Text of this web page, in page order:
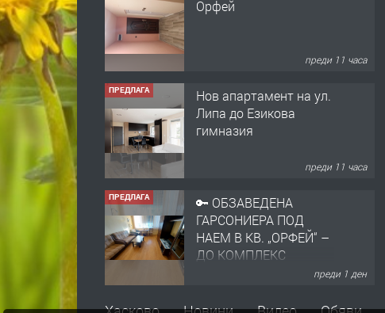
ПРЕДЛАГА
Нов апартамент на ул.
гимназия
ПРЕДЛАГА
НАЕМ В КВ. „ОРФЕЙ“ –
ДО КОМПЛЕКС
„ВЕСПРЕМ“, ГР.
ХАСКОВО
преди 1 ден
НАПЪЛНО ОБЗАВЕДЕН
ТРИСТАЕН